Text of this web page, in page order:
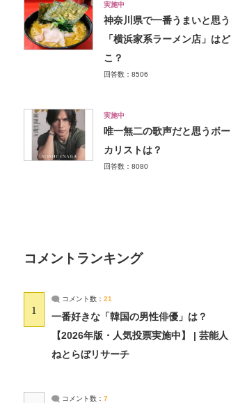
実施中
神奈川県で一番うまいと思う
「横浜家系ラーメン店」はど
こ？
回答数：8506
実施中
唯一無二の歌声だと思うボー
カリストは？
回答数：8080
コメントランキング
1
コメント数： 21
一番好きな「韓国の男性俳優」は？
【2026年版・人気投票実施中】 | 芸能人
ねとらぼリサーチ
コメント数： 7